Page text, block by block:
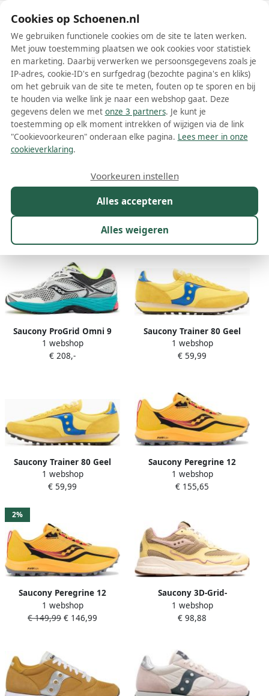
Schoenen.nl
Wis filters Alle filters
Gele Saucony damesschoenen
Meer lezen
Model Kleur
17 resultaten:
Saucony ProGrid Omni 9
Silver Mutant
1 webshop
€ 208,-
Saucony Trainer 80 Geel
1 webshop
€ 59,99
Saucony Trainer 80 Geel
1 webshop
€ 59,99
Saucony Peregrine 12
Sportschoenen Vrouwen
1 webshop
€ 155,65
2%
Saucony Peregrine 12
Dames Sportschoenen
Hardlopen Trail geel zwart
1 webshop
€ 149,99 € 146,99
Saucony 3D-Grid-
Hurricane_S707 Gele
Sneakers Yellow
1 webshop
€ 98,88
Cookies op Schoenen.nl
We gebruiken functionele cookies om de site te laten werken.
Met jouw toestemming plaatsen we ook cookies voor statistiek
en marketing. Daarbij verwerken we persoonsgegevens zoals je
IP-adres, cookie-ID's en surfgedrag (bezochte pagina's en kliks)
om het gebruik van de site te meten, fouten op te sporen en bij
te houden via welke link je naar een webshop gaat. Deze
gegevens delen we met onze 3 partners. Je kunt je
toestemming op elk moment intrekken of wijzigen via de link
"Cookievoorkeuren" onderaan elke pagina. Lees meer in onze
cookieverklaring.
Alles accepteren
Alles weigeren
Voorkeuren instellen